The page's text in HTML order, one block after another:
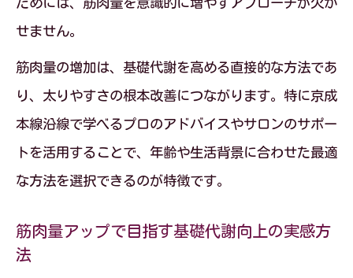
ためには、筋肉量を意識的に増やすアプローチが欠か
せません。
筋肉量の増加は、基礎代謝を高める直接的な方法であ
り、太りやすさの根本改善につながります。特に京成
本線沿線で学べるプロのアドバイスやサロンのサポー
トを活用することで、年齢や生活背景に合わせた最適
な方法を選択できるのが特徴です。
筋肉量アップで目指す基礎代謝向上の実感方
法